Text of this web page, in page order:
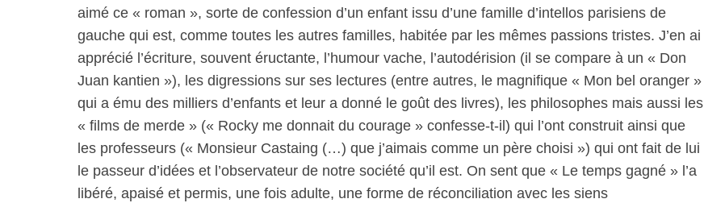
aimé ce « roman », sorte de confession d’un enfant issu d’une famille d’intellos parisiens de
gauche qui est, comme toutes les autres familles, habitée par les mêmes passions tristes. J’en ai
apprécié l’écriture, souvent éructante, l’humour vache, l’autodérision (il se compare à un « Don
Juan kantien »), les digressions sur ses lectures (entre autres, le magnifique « Mon bel oranger »
qui a ému des milliers d’enfants et leur a donné le goût des livres), les philosophes mais aussi les
« films de merde » (« Rocky me donnait du courage » confesse-t-il) qui l’ont construit ainsi que
les professeurs (« Monsieur Castaing (…) que j’aimais comme un père choisi ») qui ont fait de lui
le passeur d’idées et l’observateur de notre société qu’il est. On sent que « Le temps gagné » l’a
libéré, apaisé et permis, une fois adulte, une forme de réconciliation avec les siens